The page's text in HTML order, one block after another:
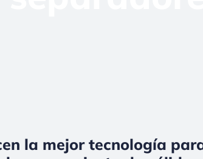
la mejor tecnología